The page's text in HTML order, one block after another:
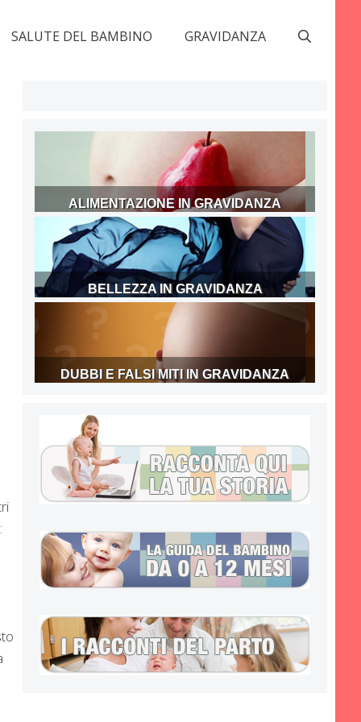
SALUTE DEL BAMBINO GRAVIDANZA
ALIMENTAZIONE IN GRAVIDANZA
BELLEZZA IN GRAVIDANZA
DUBBI E FALSI MITI IN GRAVIDANZA